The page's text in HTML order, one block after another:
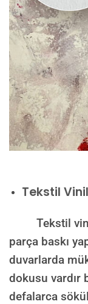
Tekstil
Tekstil vinil
parça baskı
duvarlarda
dokusu vardır
defalarca